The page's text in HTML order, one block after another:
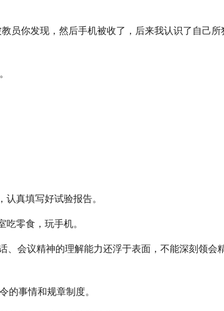
员你发现，然后手机被收了，后来我认识了自己所
认真填写好试验报告。
吃零食，玩手机。
、会议精神的理解能力还浮于表面，不能深刻领会
的事情和规章制度。